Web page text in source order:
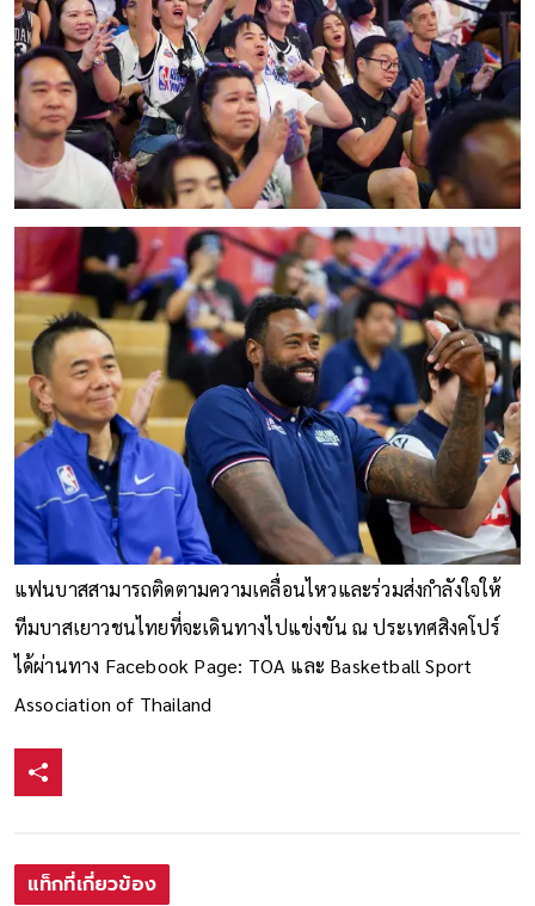
แฟนบาสสามารถติดตามความเคลื่อนไหวและร่วมส่งกำลังใจให้
ทีมบาสเยาวชนไทยที่จะเดินทางไปแข่งขัน ณ ประเทศสิงคโปร์
ได้ผ่านทาง Facebook Page: TOA และ Basketball Sport
Association of Thailand
แท็กที่เกี่ยวข้อง